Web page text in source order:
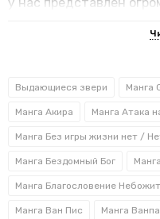
жанра. Любой японский
сертифицированная,
«Соланин» -
По мотивам рассказа
фильм режиссером
Выдающиеся звери Манга
Манга Акира Манга Атака
Манга Бездомный Бог
Манга Благословение
Манга Ван Пис Манга